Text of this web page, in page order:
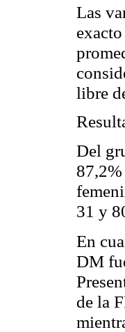
Las
libre
Del
87,2%
31 y
En
DM
de la